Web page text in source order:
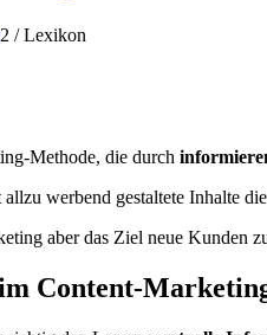
2 / Lexikon
Methode, die durch
werbend gestaltete Inhalte
aber das Ziel neue Kunden
Content-